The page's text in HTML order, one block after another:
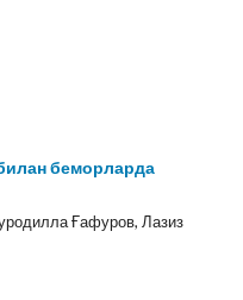
беморларда
Ғафуров, Лазиз